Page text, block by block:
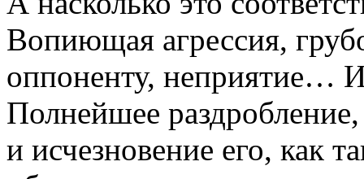
Вопиющая агрессия,
оппоненту, неприятие…
Полнейшее
и исчезновение его, как